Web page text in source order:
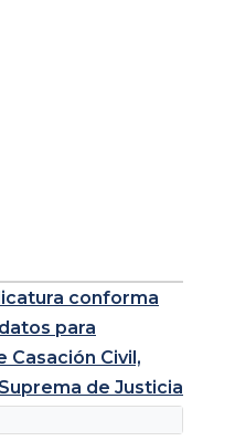
conforma
para
Casación Civil,
de Justicia